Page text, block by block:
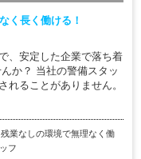
理なく長く働ける！
、安定した企業で落ち着
か？ 当社の警備スタッ
れることがありません。
業なしの環境で無理なく働
フ